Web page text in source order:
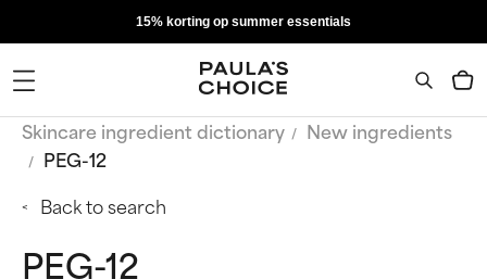
15% korting op summer essentials
Skincare ingredient dictionary
New ingredients
PEG-12
Back to search
PEG-12